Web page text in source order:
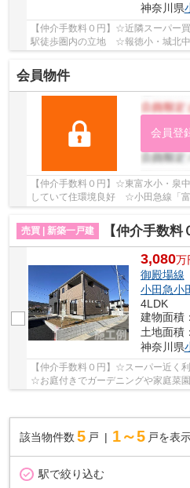
神奈川県
【仲介手数料０円】☆近隣スーパ
駅徒歩圏内の立地 ☆報徳小・城北
ナーバルコニー完備 ☆耐震等級3+
会員物件
会員登
【仲介手数料０円】☆東富水小・
していて住環境良好 ☆小田急線「
南向き ☆陽当り・通風良好♪ 【小田
売買 | 新築一戸建
【仲介手数料０円】
3,080万
御殿場線
小田急小
4LDK
建物面積
土地面積
神奈川県
【仲介手数料０円】☆スーパー近
☆お庭付きでガーデニングや家庭
該当物件数 5 戸 1～5 戸を表
駅で絞り込む